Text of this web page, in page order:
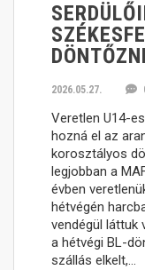
2026.05.27.
Veretlen U14-
hozná el az
korosztályos
legjobban a
évben
hétvégén
vendégül láttuk
a hétvégi BL-
szállás elkelt,…